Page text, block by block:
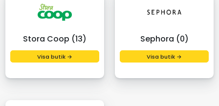
Stora Coop (13)
Visa butik →
Sephora (0)
Visa butik →